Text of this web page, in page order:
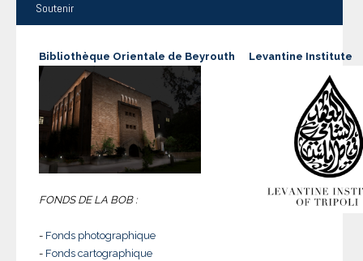
Soutenir
Bibliothèque Orientale de Beyrouth
FONDS DE LA BOB :
- Fonds photographique
- Fonds cartographique
Levantine Institute